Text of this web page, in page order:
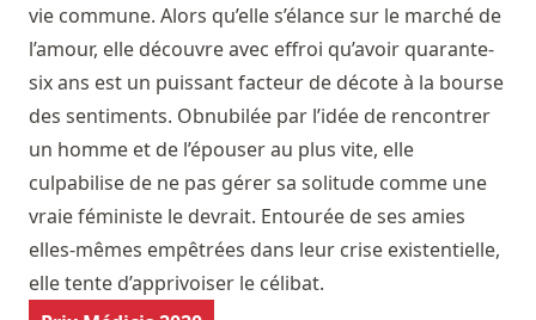
vie commune. Alors qu’elle s’élance sur le marché de
l’amour, elle découvre avec effroi qu’avoir quarante-
six ans est un puissant facteur de décote à la bourse
des sentiments. Obnubilée par l’idée de rencontrer
un homme et de l’épouser au plus vite, elle
culpabilise de ne pas gérer sa solitude comme une
vraie féministe le devrait. Entourée de ses amies
elles-mêmes empêtrées dans leur crise existentielle,
elle tente d’apprivoiser le célibat.